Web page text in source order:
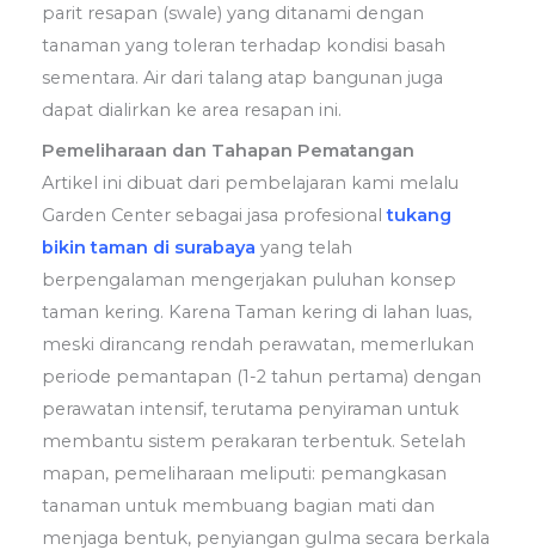
parit resapan (swale) yang ditanami dengan
tanaman yang toleran terhadap kondisi basah
sementara. Air dari talang atap bangunan juga
dapat dialirkan ke area resapan ini.
Pemeliharaan dan Tahapan Pematangan
Artikel ini dibuat dari pembelajaran kami melalu
Garden Center sebagai jasa profesionaltukang
bikin taman di surabaya yang telah
berpengalaman mengerjakan puluhan konsep
taman kering. Karena Taman kering di lahan luas,
meski dirancang rendah perawatan, memerlukan
periode pemantapan (1-2 tahun pertama) dengan
perawatan intensif, terutama penyiraman untuk
membantu sistem perakaran terbentuk. Setelah
mapan, pemeliharaan meliputi: pemangkasan
tanaman untuk membuang bagian mati dan
menjaga bentuk, penyiangan gulma secara berkala